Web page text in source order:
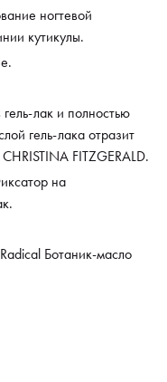
ногтевой
кутикулы.
лак и полностью
гель-лака отразит
FITZGERALD.
на
Ботаник-масло